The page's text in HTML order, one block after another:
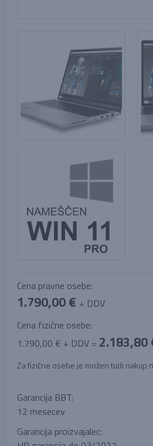
Cena pravne osebe:
1.790,00 € + DDV
Cena fizične osebe:
1.790,00 € + DDV = 2.183,80
Za fizične osebe je možen tudi nakup
Garancija BBT:
12 mesecev
Garancija proizvajalec: